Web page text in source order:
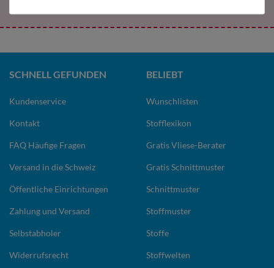
SCHNELL GEFUNDEN
Kundenservice
Kontakt
FAQ Häufige Fragen
Versand in die Schweiz
Öffentliche Einrichtungen
Zahlung und Versand
Selbstabholer
Widerrufsrecht
BELIEBT
Wunschlisten
Stofflexikon
Gratis Vliese-Berater
Gratis Schnittmuster
Schnittmuster
Stoffmuster
Stoffe
Stoffwelten